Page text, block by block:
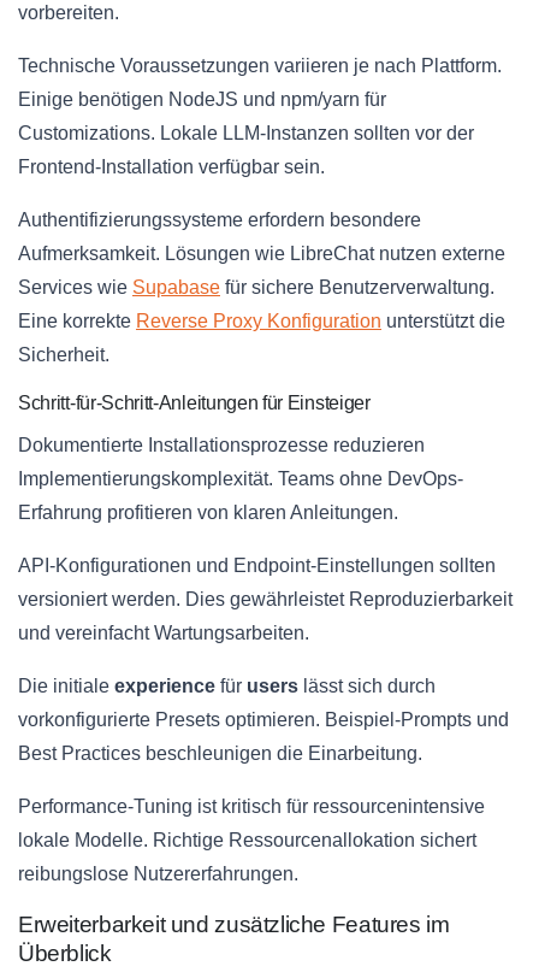
vorbereiten.
Technische Voraussetzungen variieren je nach Plattform.
Einige benötigen NodeJS und npm/yarn für
Customizations. Lokale LLM-Instanzen sollten vor der
Frontend-Installation verfügbar sein.
Authentifizierungssysteme erfordern besondere
Aufmerksamkeit. Lösungen wie LibreChat nutzen externe
Services wie Supabase für sichere Benutzerverwaltung.
Eine korrekte Reverse Proxy Konfiguration unterstützt die
Sicherheit.
Schritt-für-Schritt-Anleitungen für Einsteiger
Dokumentierte Installationsprozesse reduzieren
Implementierungskomplexität. Teams ohne DevOps-
Erfahrung profitieren von klaren Anleitungen.
API-Konfigurationen und Endpoint-Einstellungen sollten
versioniert werden. Dies gewährleistet Reproduzierbarkeit
und vereinfacht Wartungsarbeiten.
Die initiale experience für users lässt sich durch
vorkonfigurierte Presets optimieren. Beispiel-Prompts und
Best Practices beschleunigen die Einarbeitung.
Performance-Tuning ist kritisch für ressourcenintensive
lokale Modelle. Richtige Ressourcenallokation sichert
reibungslose Nutzererfahrungen.
Erweiterbarkeit und zusätzliche Features im
Überblick